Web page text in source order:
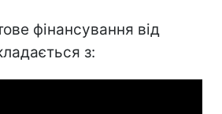
фінансування від
з: